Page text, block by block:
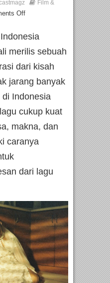
Film &
Off
merilis sebuah
dari kisah
jarang banyak
Indonesia
cukup kuat
makna, dan
caranya
dari lagu